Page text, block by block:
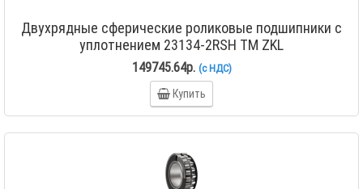
Двухрядные сферические роликовые подшипники с
уплотнением 23134-2RSH TM ZKL
149745.64р. (с НДС)
Купить